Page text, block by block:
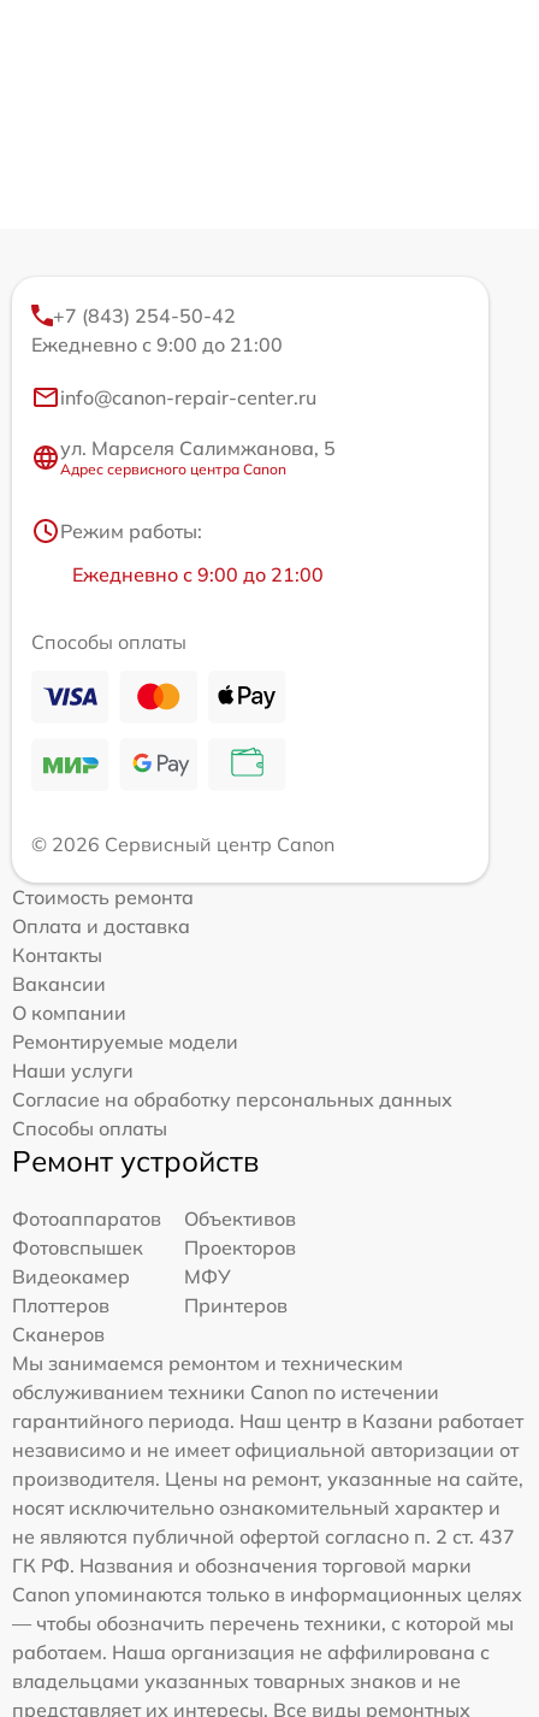
+7 (843) 254-50-42
Ежедневно с 9:00 до 21:00
info@canon-repair-center.ru
ул. Марселя Салимжанова, 5
Адрес сервисного центра Canon
Режим работы:
Ежедневно с 9:00 до 21:00
Способы оплаты
© 2026 Сервисный центр Canon
Стоимость ремонта
Оплата и доставка
Контакты
Вакансии
О компании
Ремонтируемые модели
Наши услуги
Согласие на обработку персональных данных
Способы оплаты
Ремонт устройств
Фотоаппаратов
Объективов
Фотовспышек
Проекторов
Видеокамер
МФУ
Плоттеров
Принтеров
Сканеров
Мы занимаемся ремонтом и техническим
обслуживанием техники Canon по истечении
гарантийного периода. Наш центр в Казани работает
независимо и не имеет официальной авторизации от
производителя. Цены на ремонт, указанные на сайте,
носят исключительно ознакомительный характер и
не являются публичной офертой согласно п. 2 ст. 437
ГК РФ. Названия и обозначения торговой марки
Canon упоминаются только в информационных целях
— чтобы обозначить перечень техники, с которой мы
работаем. Наша организация не аффилирована с
владельцами указанных товарных знаков и не
представляет их интересы. Все виды ремонтных